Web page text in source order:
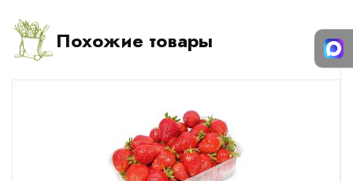
Похожие товары